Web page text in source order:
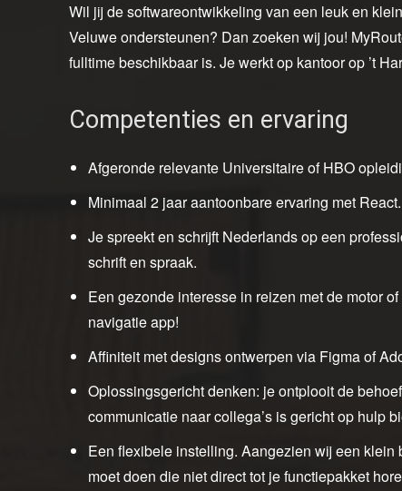
Wil jij de softwareontwikkeling van een leuk en
Veluwe ondersteunen? Dan zoeken wij jou!
fulltime beschikbaar is. Je werkt op kantoor op ’t
Competenties en ervaring
Afgeronde relevante Universitaire of HBO
Minimaal 2 jaar aantoonbare ervaring met React.
Je spreekt en schrijft Nederlands op een
schrift en spraak.
Een gezonde interesse in reizen met de motor
navigatie app!
Affiniteit met designs ontwerpen via Figma of
Oplossingsgericht denken: je ontplooit de
communicatie naar collega’s is gericht op hulp
Een flexibele instelling. Aangezien wij een
moet doen die niet direct tot je functiepakket